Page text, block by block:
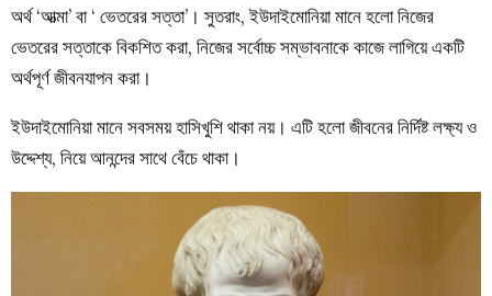
অর্থ ‘আত্মা’ বা ‘ ভেতরের সত্তা’। সুতরাং, ইউদাইমোনিয়া মানে হলো নিজের
ভেতরের সত্তাকে বিকশিত করা, নিজের সর্বোচ্চ সম্ভাবনাকে কাজে লাগিয়ে একটি
অর্থপূর্ণ জীবনযাপন করা।
ইউদাইমোনিয়া মানে সবসময় হাসিখুশি থাকা নয়। এটি হলো জীবনের নির্দিষ্ট লক্ষ্য ও
উদ্দেশ্য, নিয়ে আনন্দের সাথে বেঁচে থাকা।